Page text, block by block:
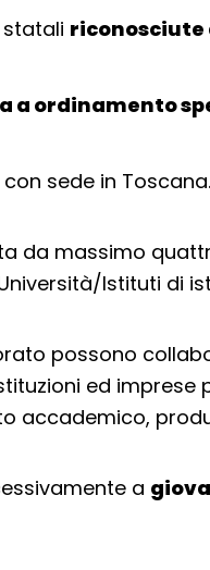
riconosciute
a ordinamento
con sede in Toscana.
da massimo
Istituti di
possono
ed imprese
accademico,
a